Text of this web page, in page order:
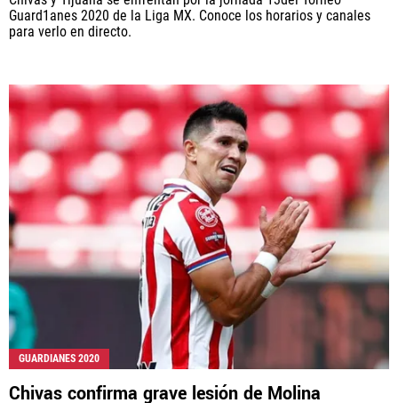
Guard1anes 2020 de la Liga MX. Conoce los horarios y canales
para verlo en directo.
GUARDIANES 2020
Chivas confirma grave lesión de Molina